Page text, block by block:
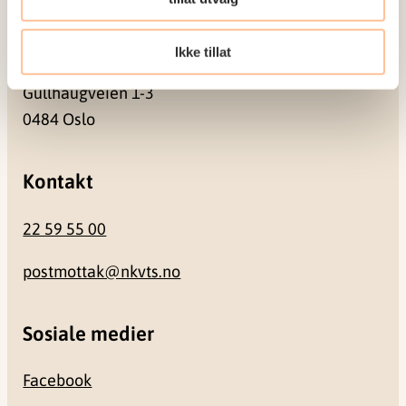
Ikke tillat
Gullhaugveien 1-3
0484 Oslo
Kontakt
22 59 55 00
postmottak@nkvts.no
Sosiale medier
Facebook